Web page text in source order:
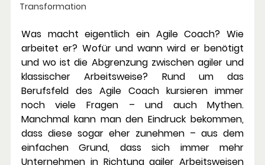
Transformation
Was macht eigentlich ein Agile Coach? Wie
arbeitet er? Wofür und wann wird er benötigt
und wo ist die Abgrenzung zwischen agiler und
klassischer Arbeitsweise? Rund um das
Berufsfeld des Agile Coach kursieren immer
noch viele Fragen – und auch Mythen.
Manchmal kann man den Eindruck bekommen,
dass diese sogar eher zunehmen – aus dem
einfachen Grund, dass sich immer mehr
Unternehmen in Richtung agiler Arbeitsweisen